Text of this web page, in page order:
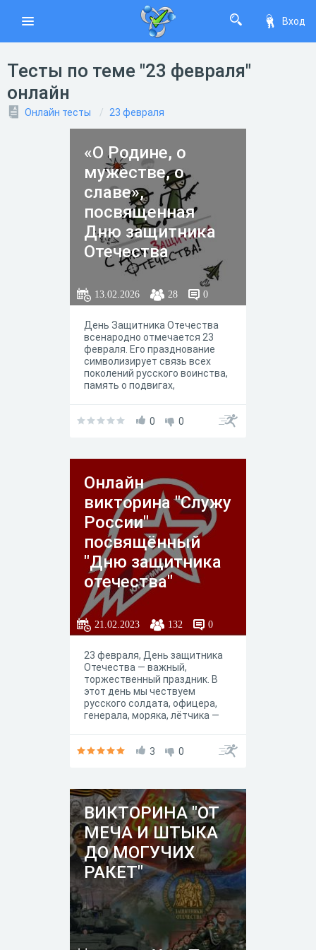
Вход
Тесты по теме "23 февраля"
онлайн
Онлайн тесты 23 февраля
«О Родине, о
мужестве, о
славе»,
посвященная
Дню защитника
Отечества
13.02.2026 28 0
День Защитника Отечества
всенародно отмечается 23
февраля. Его празднование
символизирует связь всех
поколений русского воинства,
память о подвигах,
оставивших свой светлый
посвященную этому
0 0
Онлайн
викторина "Служу
России"
посвящённый
"Дню защитника
отечества"
21.02.2023 132 0
23 февраля, День защитника
Отечества — важный,
торжественный праздник. В
этот день мы чествуем
русского солдата, офицера,
генерала, моряка, лётчика —
любимой Родины. «Солдата
товарища спасет» — так
говорил знаменитый
военачальник, полководец
А.В.Суворов.
3 0
ВИКТОРИНА "ОТ
МЕЧА И ШТЫКА
ДО МОГУЧИХ
РАКЕТ"